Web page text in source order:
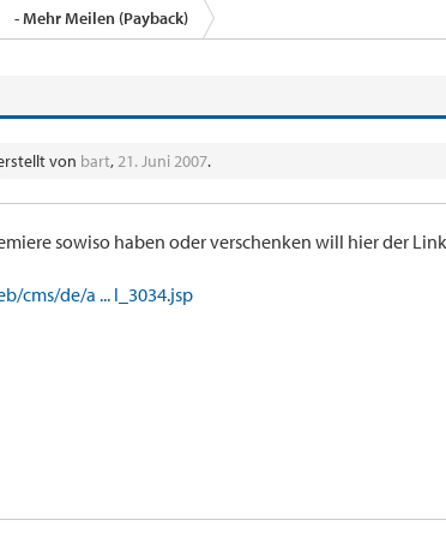
- Mehr Meilen (Payback)
von bart,21. Juni 2007.
sowiso haben oder verschenken will hier der Link
cms/de/a ... l_3034.jsp